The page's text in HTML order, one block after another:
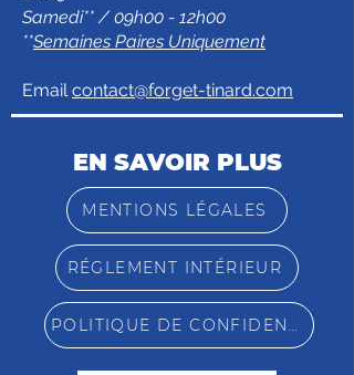
Samedi** / 09h00 - 12h00
**Semaines Paires Uniquement
Emailcontact@forget-tinard.com
EN SAVOIR PLUS
MENTIONS LÉGALES
RÉGLEMENT INTÉRIEUR
POLITIQUE DE CONFIDENTIALITÉ